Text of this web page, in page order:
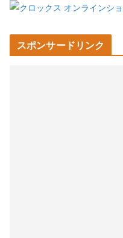
スポンサードリンク